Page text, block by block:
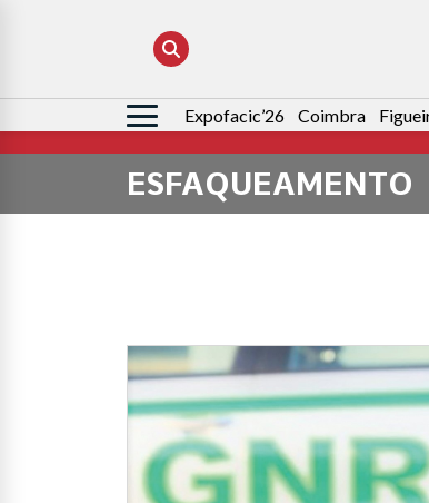
Pesquisar
por:
Expofacic’26 Coimbra
ESFAQUEAMENTO